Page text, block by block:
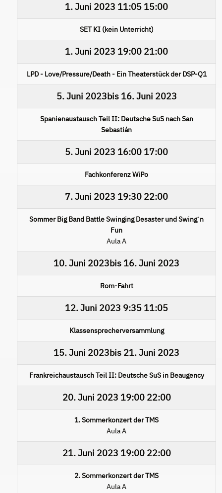
1. Juni 2023 11:05 15:00
SET KI (kein Unterricht)
1. Juni 2023 19:00 21:00
LPD - Love/Pressure/Death - Ein Theaterstück der DSP-Q1
5. Juni 2023bis 16. Juni 2023
Spanienaustausch Teil II: Deutsche SuS nach San
Sebastián
5. Juni 2023 16:00 17:00
Fachkonferenz WiPo
7. Juni 2023 19:30 22:00
Sommer Big Band Battle Swinging Desaster und Swingˋn
Fun
Aula A
10. Juni 2023bis 16. Juni 2023
Rom-Fahrt
12. Juni 2023 9:35 11:05
Klassensprecherversammlung
15. Juni 2023bis 21. Juni 2023
Frankreichaustausch Teil II: Deutsche SuS in Beaugency
20. Juni 2023 19:00 22:00
1. Sommerkonzert der TMS
Aula A
21. Juni 2023 19:00 22:00
2. Sommerkonzert der TMS
Aula A